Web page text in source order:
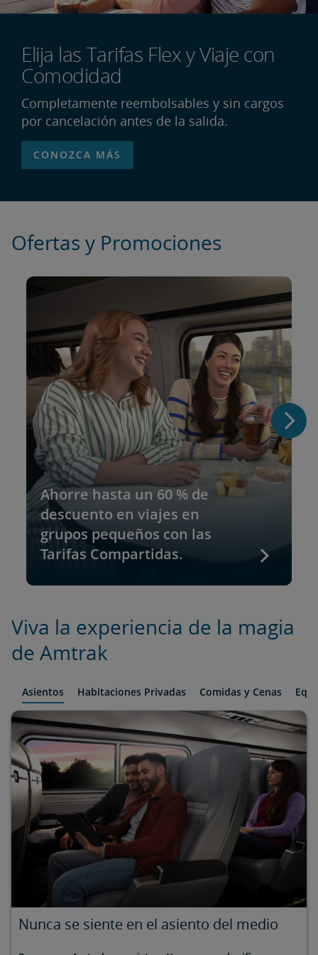
Elija las Tarifas Flex y Viaje con
Comodidad
Completamente reembolsables y sin cargos
por cancelación antes de la salida.
CONOZCA MÁS
Ofertas y Promociones
Ahorre hasta un 60 % de
descuento en viajes en
grupos pequeños con las
Tarifas Compartidas.
Viva la experiencia de la magia
de Amtrak
Asientos Habitaciones Privadas Comidas y Cenas
Nunca se siente en el asiento del medio